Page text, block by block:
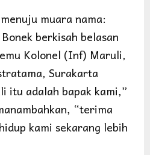
muara nama:
berkisah belasan
Kolonel (Inf) Maruli,
Surakarta
itu adalah bapak kami,”
“terima
kami sekarang lebih